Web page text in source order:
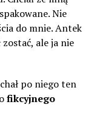
Nie
do mnie. Antek
zostać, ale ja nie
po niego ten
fikcyjnego